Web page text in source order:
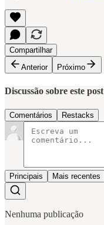
Compartilhar
Anterior
Próximo
Discussão sobre este post
Comentários Restacks
Principais Mais recentes
Nenhuma publicação